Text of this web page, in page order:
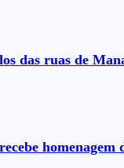
das ruas de